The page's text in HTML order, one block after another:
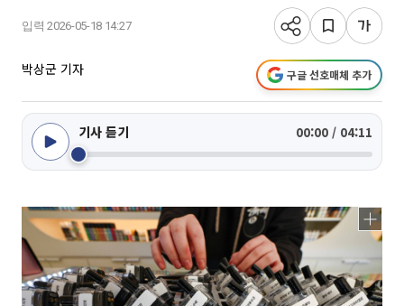
입력 2026-05-18 14:27
박상군 기자 구글 선호매체 추가
기사 듣기 00:00 / 04:11